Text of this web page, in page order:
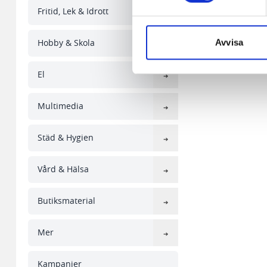
sociala medier och
med annan information
Avvisa
Fritid, Lek & Idrott
Hobby & Skola
El
Multimedia
Städ & Hygien
Vård & Hälsa
Butiksmaterial
Mer
Kampanjer